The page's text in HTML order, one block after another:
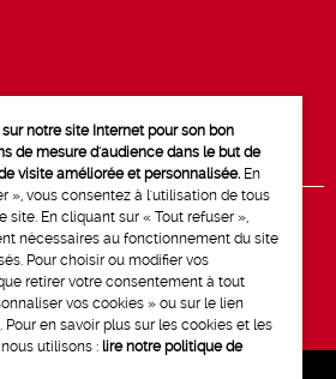
policynotre site Internet pour son bon
de mesure d'audience dans le but de
visite améliorée et personnalisée. En
», vous consentez à l'utilisation de tous
site. En cliquant sur « Tout refuser »,
nécessaires au fonctionnement du site
Pour choisir ou modifier vos
retirer votre consentement à tout
vos cookies » ou sur le lien
Pour en savoir plus sur les cookies et les
utilisons : lire notre politique de